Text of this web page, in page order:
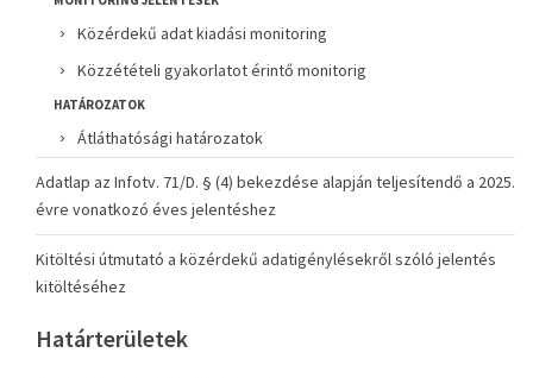
Közérdekű adat kiadási monitoring
Közzétételi gyakorlatot érintő monitorig
HATÁROZATOK
Átláthatósági határozatok
Adatlap az Infotv. 71/D. § (4) bekezdése alapján teljesítendő a 2025.
évre vonatkozó éves jelentéshez
Kitöltési útmutató a közérdekű adatigénylésekről szóló jelentés
kitöltéséhez
Határterületek